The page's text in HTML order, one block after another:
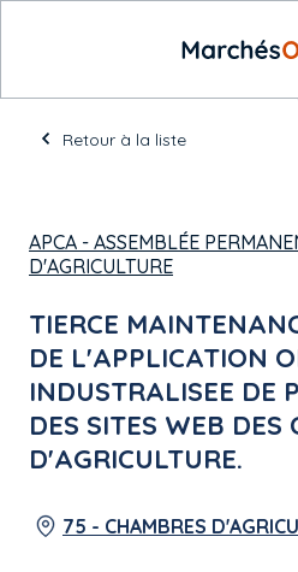
Retour à la liste
APCA - ASSEMBLÉE
D'AGRICULTURE
TIERCE
DE L'APPLICATION
INDUSTRALISEE DE
DES SITES WEB DES
D'AGRICULTURE.
75 - CHAMBRES